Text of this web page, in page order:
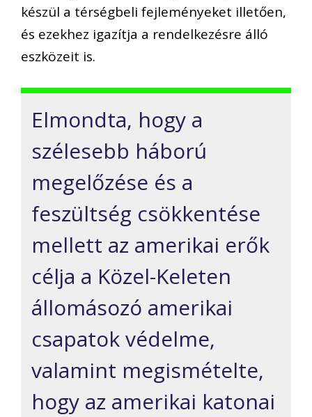
készül a térségbeli fejleményeket illetően,
és ezekhez igazítja a rendelkezésre álló
eszközeit is.
Elmondta, hogy a
szélesebb háború
megelőzése és a
feszültség csökkentése
mellett az amerikai erők
célja a Közel-Keleten
állomásozó amerikai
csapatok védelme,
valamint megismételte,
hogy az amerikai katonai